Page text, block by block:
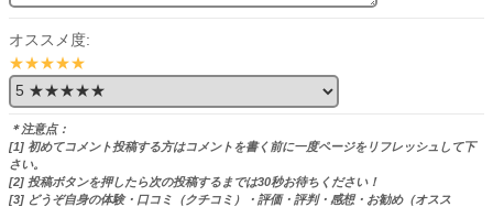
オススメ度:
★★★★★
＊注意点：
[1] 初めてコメント投稿する方はコメントを書く前に一度ページをリフレッシュして下
さい。
[2] 投稿ボタンを押したら次の投稿するまでは30秒お待ちください！
[3] どうぞ自身の体験・口コミ（クチコミ）・評価・評判・感想・お勧め（オスス